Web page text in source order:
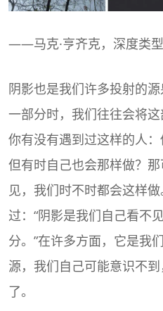
——马克·亨齐克，深度类
阴影也是我们许多投射的
一部分时，我们往往会将这
你有没有遇到过这样的人：
但有时自己也会那样做？
见，我们时不时都会这样
过：“阴影是我们自己看不
分。”在许多方面，它是我
源，我们自己可能意识不
了。